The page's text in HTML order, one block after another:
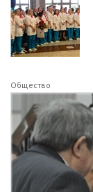
Общество